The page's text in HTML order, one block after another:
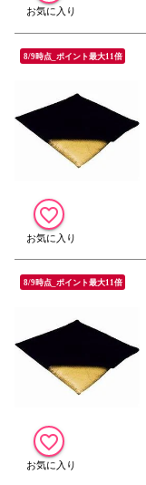
8/9時点_ポイント最大11倍
8/9時点_ポイント最大11倍